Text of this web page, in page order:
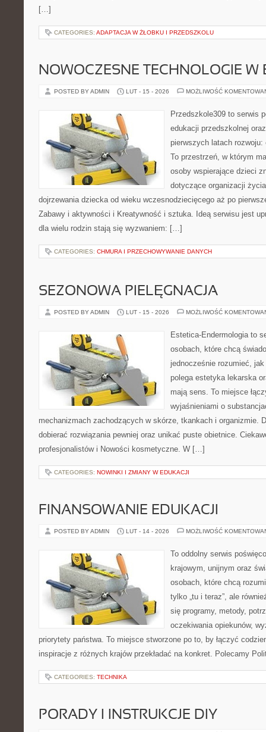
[…]
CATEGORIES: ADAPTACJA W ŻŁOBKU I PRZEDSZKOLU
NOWOCZESNE TECHNOLOGIE W
POSTED BY ADMIN LUT - 15 - 2026 MOŻLIWOŚĆ
Przedszkole309 to serwis
edukacji przedszkolnej
pierwszych latach
To przestrzeń, w którym
osoby wspierające dzieci
dotyczące organizacji
dojrzewania dziecka od wieku wczesnodziecięcego aż po
Zabawy i aktywności i Kreatywność i sztuka. Ideą serwisu jest
dla wielu rodzin stają się wyzwaniem: […]
CATEGORIES: CHMURA I PRZECHOWYWANIE DANYCH
SEZONOWA PIELĘGNACJA
POSTED BY ADMIN LUT - 15 - 2026 MOŻLIWOŚĆ
Estetica-Endermologia to
osobach, które chcą
jednocześnie rozumieć,
polega estetyka lekarska
mają sens. To miejsce
wyjaśnieniami o
mechanizmach zachodzących w skórze, tkankach i organizmie.
dobierać rozwiązania pewniej oraz unikać puste obietnice.
profesjonalistów i Nowości kosmetyczne. W […]
CATEGORIES: NOWINKI I ZMIANY W EDUKACJI
FINANSOWANIE EDUKACJI
POSTED BY ADMIN LUT - 14 - 2026 MOŻLIWOŚĆ
To oddolny serwis
krajowym, unijnym oraz
osobach, które chcą
tylko „tu i teraz”, ale
się programy, metody,
oczekiwania opiekunów,
priorytety państwa. To miejsce stworzone po to, by łączyć
inspiracje z różnych krajów przekładać na konkret. Polecamy
CATEGORIES: TECHNIKA
PORADY I INSTRUKCJE DIY